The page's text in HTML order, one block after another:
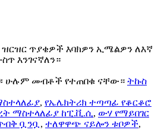
ጥያቄዎች እባክዎን ኢሜልዎን ለእኛ
እንገናኛለን።
ሁሉም መብቶች የተጠበቁ ናቸው። ትኩስ
, የኤሌክትሪክ ተጣጣፊ የቆርቆሮ
ማስተላለፊያ ከፒ.ቪ.ሲ, ውሃ የማይበገር
ቧንቧ, ተለዋዋጭ ናይሎን ቱቦዎች,